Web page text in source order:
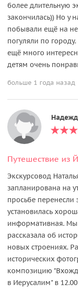
более длительную
закончилась)) Но у
побывали ещё на
погуляли по
ещё много
детям очень
больше 1 года назад
Путешествие из
Экскурсовод
запланирована на
просьбе перенесли
установилась
информативная.
рассказала об
новых строениях.
исторических
композицию
в Иерусалим" в